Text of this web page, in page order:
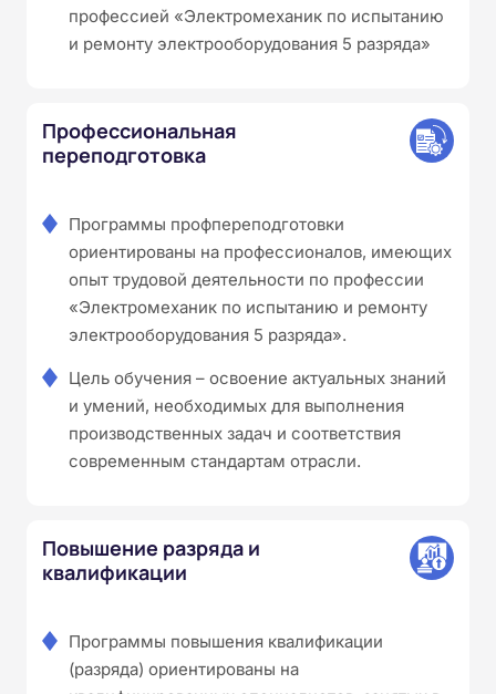
профессией «Электромеханик по испытанию
и ремонту электрооборудования 5 разряда»
Профессиональная
переподготовка
Программы профпереподготовки
ориентированы на профессионалов, имеющих
опыт трудовой деятельности по профессии
«Электромеханик по испытанию и ремонту
электрооборудования 5 разряда».
Цель обучения – освоение актуальных знаний
и умений, необходимых для выполнения
производственных задач и соответствия
современным стандартам отрасли.
Повышение разряда и
квалификации
Программы повышения квалификации
(разряда) ориентированы на